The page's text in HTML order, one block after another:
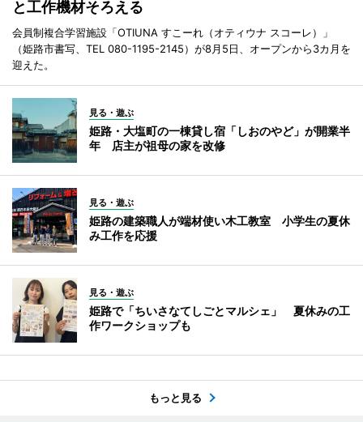
と工作機材そろえる
会員制複合学習施設「OTIUNA すこーれ（オティウナ スコーレ）」
（姫路市書写、TEL 080-1195-2145）が8月5日、オープンから3カ月を
迎えた。
見る・遊ぶ
姫路・大塩町の一棟貸し宿「しおのやど」が開業半
年 店主が祖母の家を改修
見る・遊ぶ
姫路の建築職人が端材使い木工教室 小学生の夏休
み工作を応援
見る・遊ぶ
姫路で「ちいさなてしごとマルシェ」 夏休みの工
作ワークショップも
もっと見る